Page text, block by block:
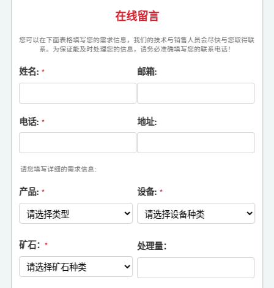
在线留言
您可以在下面表格填写您的需求信息，我们的技术与销售人员会尽快与您取得联
系。为保证能及时处理您的信息，请务必准确填写您的联系电话！
姓名: * 邮箱:
电话: * 地址:
请您填写详细的需求信息:
产品: * 设备: *
矿石： * 处理量：